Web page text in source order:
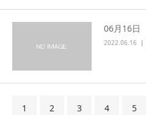
06月16日
2022.06.16
1 2 3 4 5